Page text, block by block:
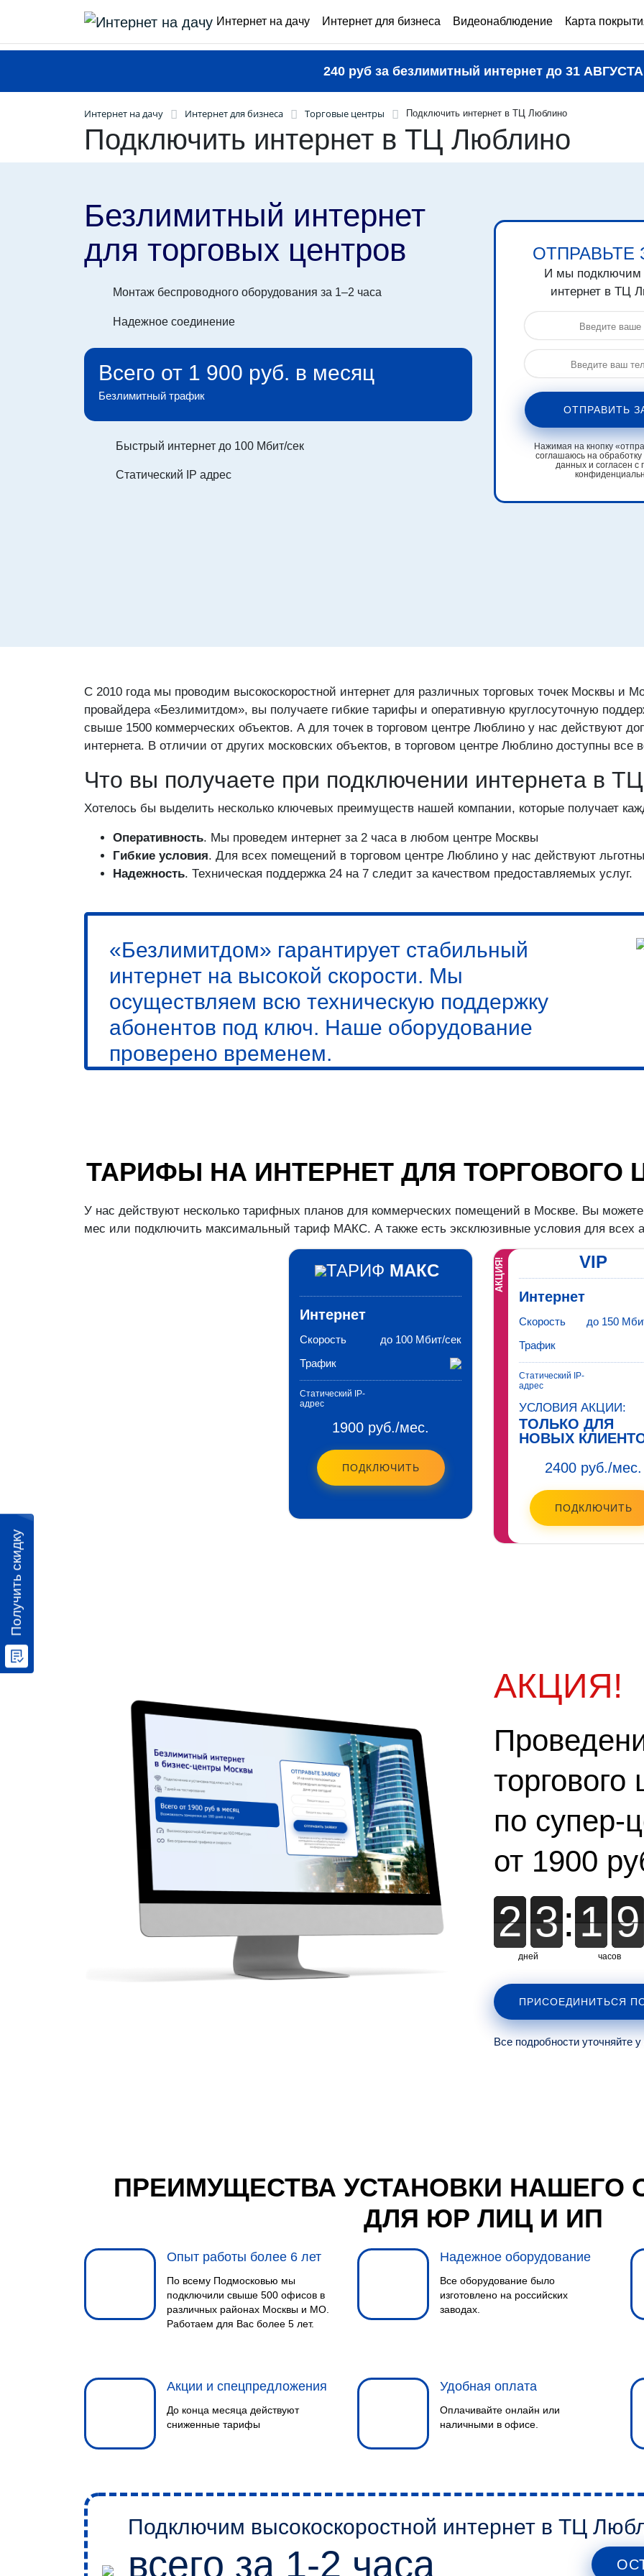
Интернет на дачу Интернет для бизнеса Видеонаблюдение Карта
240 руб за безлимитный интернет до 31 АВГУСТА
Интернет на дачу Интернет для бизнеса Торговые центры Подключить интернет в ТЦ Люблино
Подключить интернет в ТЦ Люблино
Безлимитный интернет
для торговых центров
Монтаж беспроводного оборудования за 1–2 часа
Надежное соединение
Всего от 1 900 руб. в месяц
Безлимитный трафик
Быстрый интернет до 100 Мбит/сек
Статический IP адрес
ОТПРАВЬТЕ
И мы подключим
интернет в ТЦ
ОТПРАВИТЬ
Нажимая на кнопку
соглашаюсь на
данных и согласен с
С 2010 года мы проводим высокоскоростной интернет для различных торговых точек Москвы и
провайдера «Безлимитдом», вы получаете гибкие тарифы и оперативную круглосуточную
свыше 1500 коммерческих объектов. А для точек в торговом центре Люблино у нас действуют
интернета. В отличии от других московских объектов, в торговом центре Люблино доступны
Что вы получаете при подключении интернета в
Хотелось бы выделить несколько ключевых преимуществ нашей компании, которые получает
Оперативность. Мы проведем интернет за 2 часа в любом центре Москвы
Гибкие условия. Для всех помещений в торговом центре Люблино у нас действуют
Надежность. Техническая поддержка 24 на 7 следит за качеством предоставляемых услуг.
«Безлимитдом» гарантирует стабильный
интернет на высокой скорости. Мы
осуществляем всю техническую поддержку
абонентов под ключ. Наше оборудование
проверено временем.
ТАРИФЫ НА ИНТЕРНЕТ ДЛЯ ТОРГОВОГО
У нас действуют несколько тарифных планов для коммерческих помещений в Москве. Вы
мес или подключить максимальный тариф МАКС. А также есть эксклюзивные условия для всех
ТАРИФ МАКС
Интернет
Скорость
до 100 Мбит/сек
Трафик
Статический IP-
адрес
1900 руб./мес.
ПОДКЛЮЧИТЬ
АКЦИЯ! VIP
Интернет
Скорость
до 150
Трафик
Статический IP-
адрес
УСЛОВИЯ АКЦИИ:
ТОЛЬКО ДЛЯ
НОВЫХ
2400 руб./мес.
ПОДКЛЮЧИТЬ
АКЦИЯ!
по супер-
от 1900
дней
2
2 3
3:
часов
1
1 9
9
ПРИСОЕДИНИТЬСЯ
Все подробности уточняйте
ПРЕИМУЩЕСТВА УСТАНОВКИ НАШЕГО
ДЛЯ ЮР ЛИЦ И ИП
Опыт работы более 6 лет
По всему Подмосковью мы
подключили свыше 500 офисов в
различных районах Москвы и МО.
Работаем для Вас более 5 лет.
Надежное оборудование
Все оборудование было
изготовлено на российских
заводах.
Акции и спецпредложения
До конца месяца действуют
сниженные тарифы
Удобная оплата
Оплачивайте онлайн или
наличными в офисе.
Подключим высокоскоростной интернет в ТЦ
всего за 1-2 часа
4
5
1
2
Получить скидку